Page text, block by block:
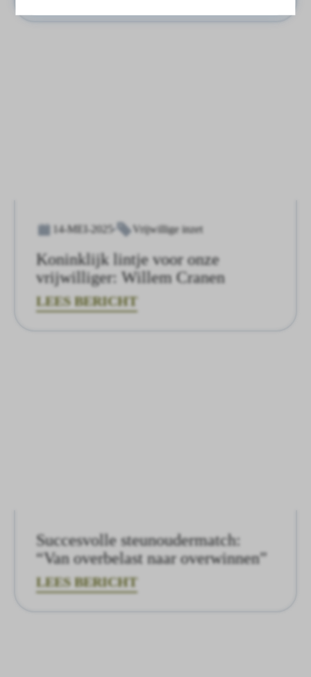
14-MEI-2025 Vrijwillige inzet
Koninklijk lintje voor onze
vrijwilliger: Willem Cranen
LEES BERICHT
Succesvolle steunoudermatch:
“Van overbelast naar overwinnen”
LEES BERICHT